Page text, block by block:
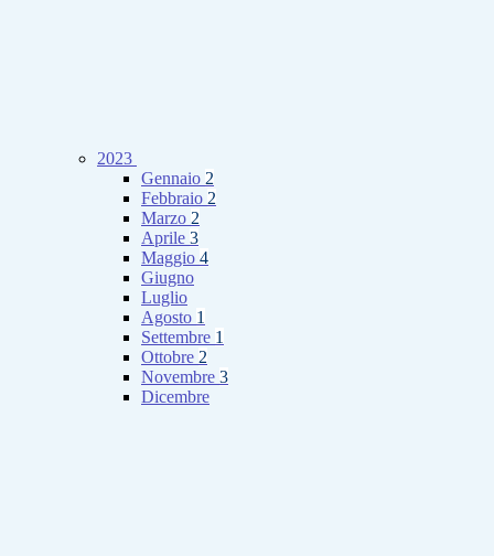
2023
Gennaio 2
Febbraio 2
Marzo 2
Aprile 3
Maggio 4
Giugno
Luglio
Agosto 1
Settembre 1
Ottobre 2
Novembre 3
Dicembre